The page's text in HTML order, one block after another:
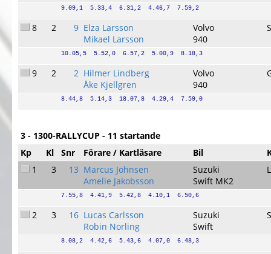
9.09,1  5.33,4  6.31,2  4.46,7  7.59,2
8 2 9 Elza Larsson
Mikael Larsson
Volvo
940
10.05,5  5.52,0  6.57,2  5.00,9  8.18,3
9 2 2 Hilmer Lindberg
Åke Kjellgren
Volvo
940
8.44,8  5.14,3  18.07,8  4.29,4  7.59,0
3 - 1300-RALLYCUP - 11 startande
Kp
Kl Snr Förare / Kartläsare Bil
1
3 13 Marcus Johnsen
Amelie Jakobsson
Suzuki
Swift MK2
7.55,8  4.41,9  5.42,8  4.10,1  6.50,6
2 3 16 Lucas Carlsson
Robin Norling
Suzuki
Swift
8.08,2  4.42,6  5.43,6  4.07,0  6.48,3